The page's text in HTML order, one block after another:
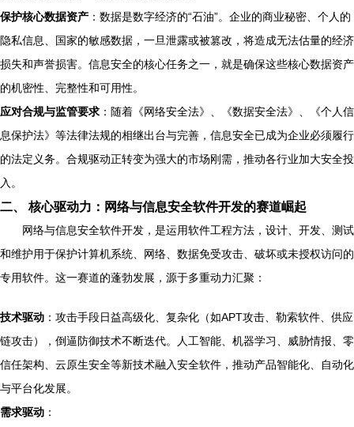
保护核心数据资产 ：数据是数字经济的“石油”。企业的商业秘密、个人的
隐私信息、国家的敏感数据，一旦泄露或被篡改，将造成无法估量的经济
损失和声誉损害。信息安全的核心任务之一，就是确保这些核心数据资产
的机密性、完整性和可用性。
应对合规与监管要求 ：随着《网络安全法》、《数据安全法》、《个人信
息保护法》等法律法规的相继出台与完善，信息安全已成为企业必须履行
的法定义务。合规驱动正转变为强大的市场刚需，推动各行业加大安全投
入。
二、 核心驱动力：网络与信息安全软件开发的赛道崛起
网络与信息安全软件开发，是运用软件工程方法，设计、开发、测试
和维护用于保护计算机系统、网络、数据免受攻击、破坏或未授权访问的
专用软件。这一赛道的蓬勃发展，源于多重动力汇聚：
技术驱动 ：攻击手段日益高级化、复杂化（如APT攻击、勒索软件、供应
链攻击），倒逼防御技术不断迭代。人工智能、机器学习、威胁情报、零
信任架构、云原生安全等新技术融入安全软件，推动产品智能化、自动化
与平台化发展。
需求驱动 ：